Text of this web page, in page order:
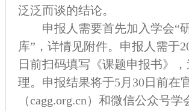
泛泛而谈的结论。
申报人需要首先加入学会“
库”，详情见附件。申报人需于
日前扫码填写《课题申报书》
理。申报结果将于5月30日前在
（cagg.org.cn）和微信公众号